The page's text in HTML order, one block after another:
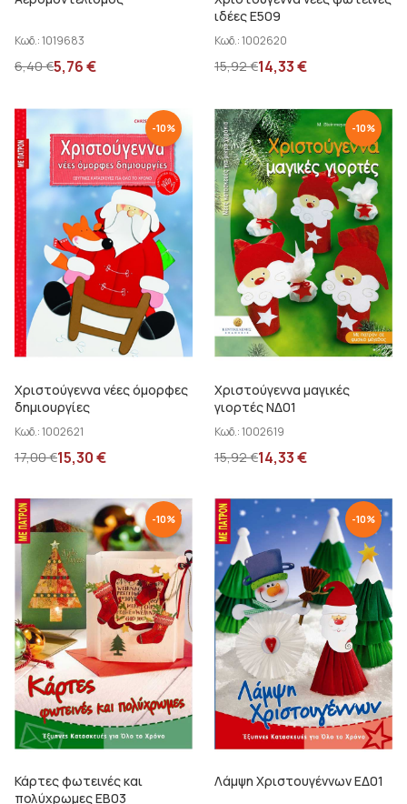
Κωδ.:1019683
6,40€5,76€
ιδέες Ε509
Κωδ.:1002620
15,92€14,33€
-10%
Χριστούγεννα νέες όμορφες
δημιουργίες
Κωδ.:1002621
17,00€15,30€
-10%
Χριστούγεννα μαγικές
γιορτές ΝΔ01
Κωδ.:1002619
15,92€14,33€
-10%
Κάρτες φωτεινές και
πολύχρωμες ΕΒ03
-10%
Λάμψη Χριστουγέννων ΕΔ01